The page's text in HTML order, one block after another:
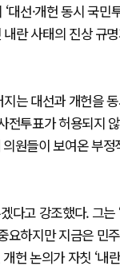
선·개헌 동시 국민
란 사태의 진상 규
는 대선과 개헌을
투표가 허용되지
원들이 보여온 부
다고 강조했다. 그
하지만 지금은 민
헌 논의가 자칫 ‘내